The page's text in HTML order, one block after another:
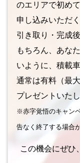
のエリアで初め
申し込みいただ
引き取り・完成
もちろん、あな
いように、積載
通常は有料（最
プレゼントいたし
※赤字覚悟のキャン
告なく終了する場合
この機会にぜひ